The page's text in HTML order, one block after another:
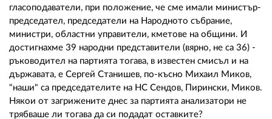
гласоподаватели, при положение, че сме имали министър-
председател, председатели на Народното събрание,
министри, областни управители, кметове на общини. И
достигнахме 39 народни представители (вярно, не са 36) -
ръководител на партията тогава, в известен смисъл и на
държавата, е Сергей Станишев, по-късно Михаил Миков,
"наши" са председателите на НС Сендов, Пирински, Миков.
Някои от загрижените днес за партията анализатори не
трябваше ли тогава да си подадат оставките?